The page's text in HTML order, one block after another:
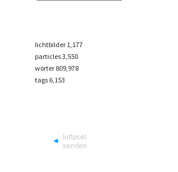
lichtbilder 1,177
particles3,550
wörter 809,978
tags 6,153